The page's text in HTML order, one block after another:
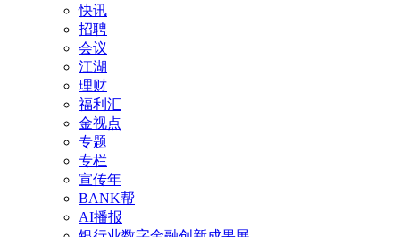
快讯
招聘
会议
江湖
理财
福利汇
金视点
专题
专栏
宣传年
BANK帮
AI播报